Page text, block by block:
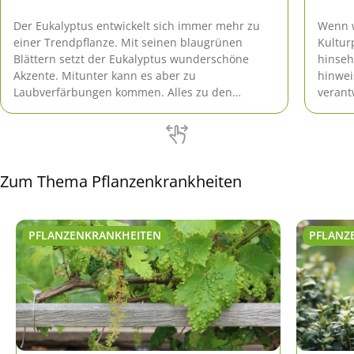
Der Eukalyptus entwickelt sich immer mehr zu
einer Trendpflanze. Mit seinen blaugrünen
Blättern setzt der Eukalyptus wunderschöne
Akzente. Mitunter kann es aber zu
Laubverfärbungen kommen. Alles zu den
Wenn
Zum Thema Pflanzenkrankheiten
PFLANZENKRANKHEITEN